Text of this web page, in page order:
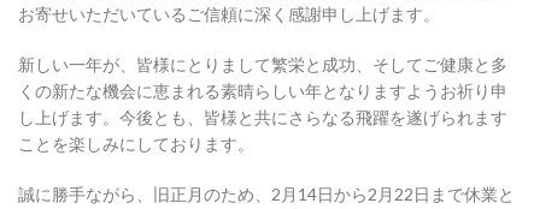
お寄せいただいているご信頼に深く感謝申し上げます。
新しい一年が、皆様にとりまして繁栄と成功、そしてご健康と多
くの新たな機会に恵まれる素晴らしい年となりますようお祈り申
し上げます。今後とも、皆様と共にさらなる飛躍を遂げられます
ことを楽しみにしております。
誠に勝手ながら、旧正月のため、2月14日から2月22日まで休業と